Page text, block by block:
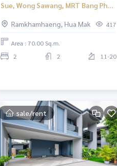
Sue, Wong Sawang, MRT Bang Pho,
Ramkhamhaeng, Hua Mak
417
Area : 70.00 Sq.m.
2
2 11-20
sale/rent